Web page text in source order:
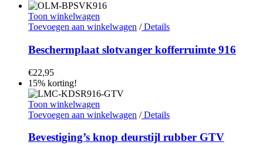
Toon winkelwagen
Toevoegen aan winkelwagen /Details
Beschermplaat slotvanger kofferruimte 916
€22,95
15% korting!
Toon winkelwagen
Toevoegen aan winkelwagen /Details
Bevestiging’s knop deurstijl rubber GTV